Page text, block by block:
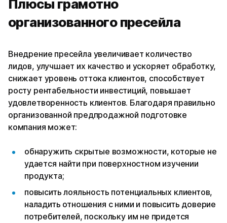
Плюсы грамотно
организованного пресейла
Внедрение пресейла увеличивает количество
лидов, улучшает их качество и ускоряет обработку,
снижает уровень оттока клиентов, способствует
росту рентабельности инвестиций, повышает
удовлетворенность клиентов. Благодаря правильно
организованной предпродажной подготовке
компания может:
обнаружить скрытые возможности, которые не
удается найти при поверхностном изучении
продукта;
повысить лояльность потенциальных клиентов,
наладить отношения с ними и повысить доверие
потребителей, поскольку им не придется